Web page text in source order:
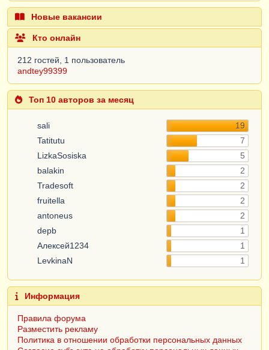
Новые вакансии
Кто онлайн
212 гостей, 1 пользователь
andtey99399
Топ 10 авторов за месяц
19
Tatitutu
7
LizkaSosiska
5
balakin
2
Tradesoft
2
fruitella
2
antoneus
2
depb
1
Алексей1234
1
LevkinaN
1
Информация
Правила форума
Разместить рекламу
Политика в отношении обработки персональных данных